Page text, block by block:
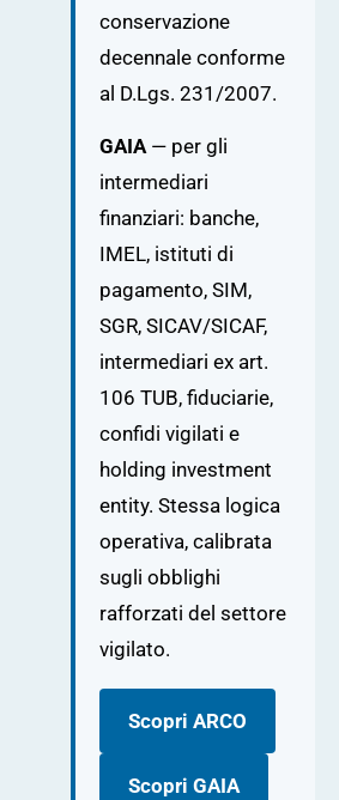
conservazione
decennale conforme
al D.Lgs. 231/2007.
GAIA— per gli
intermediari
finanziari: banche,
IMEL, istituti di
pagamento, SIM,
SGR, SICAV/SICAF,
intermediari ex art.
106 TUB, fiduciarie,
confidi vigilati e
holding investment
entity. Stessa logica
operativa, calibrata
sugli obblighi
rafforzati del settore
vigilato.
Scopri ARCO
Scopri GAIA